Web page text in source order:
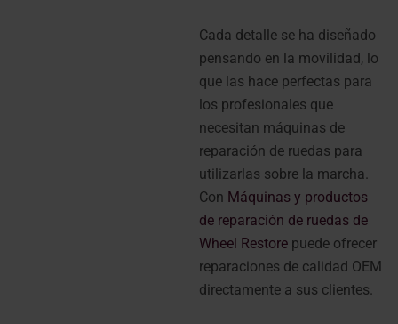
Cada detalle se ha diseñado
pensando en la movilidad, lo
que las hace perfectas para
los profesionales que
necesitan máquinas de
reparación de ruedas para
utilizarlas sobre la marcha.
Con Máquinas y productos
de reparación de ruedas de
Wheel Restore puede ofrecer
reparaciones de calidad OEM
directamente a sus clientes.